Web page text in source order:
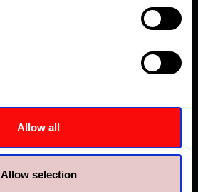
Allow all
Allow selection
931 1897 1.6